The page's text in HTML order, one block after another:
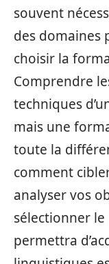
souvent
des domaines
choisir la
Comprendre
techniques
mais une
toute la
comment
analyser vos
sélectionner
permettra